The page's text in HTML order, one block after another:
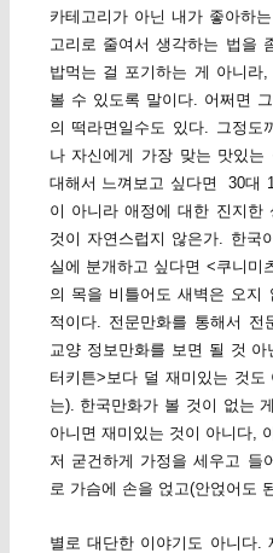
카테고리가 아닌 내가 좋아하
고리로 줄여서 생각하는 법을
밥먹는 걸 포기하는 게 아니라
볼 수 있도록 말이다. 어쩌면
의 떡라면일수도 있다. 그정도
나 자신에게 가장 맞는 맛있
대해서 느껴보고 싶다면 30대
이 아니라 애정에 대한 진지한
것이 자연스럽지 않은가. 한국
실에 분개하고 싶다면 <쿠니미
의 목을 비틀어도 새벽은 오지
적이다. 전문만화를 통해서
교양 정보만화를 보면 될 것
터키튼>보다 덜 재미있는 것도
는). 한국만화가 볼 것이 없는
아니면 재미있는 것이 아니다,
저 굳건하게 가정을 세우고 들
로 가슴에 손을 얹고(안얹어도
별로 대단한 이야기도 아니다.